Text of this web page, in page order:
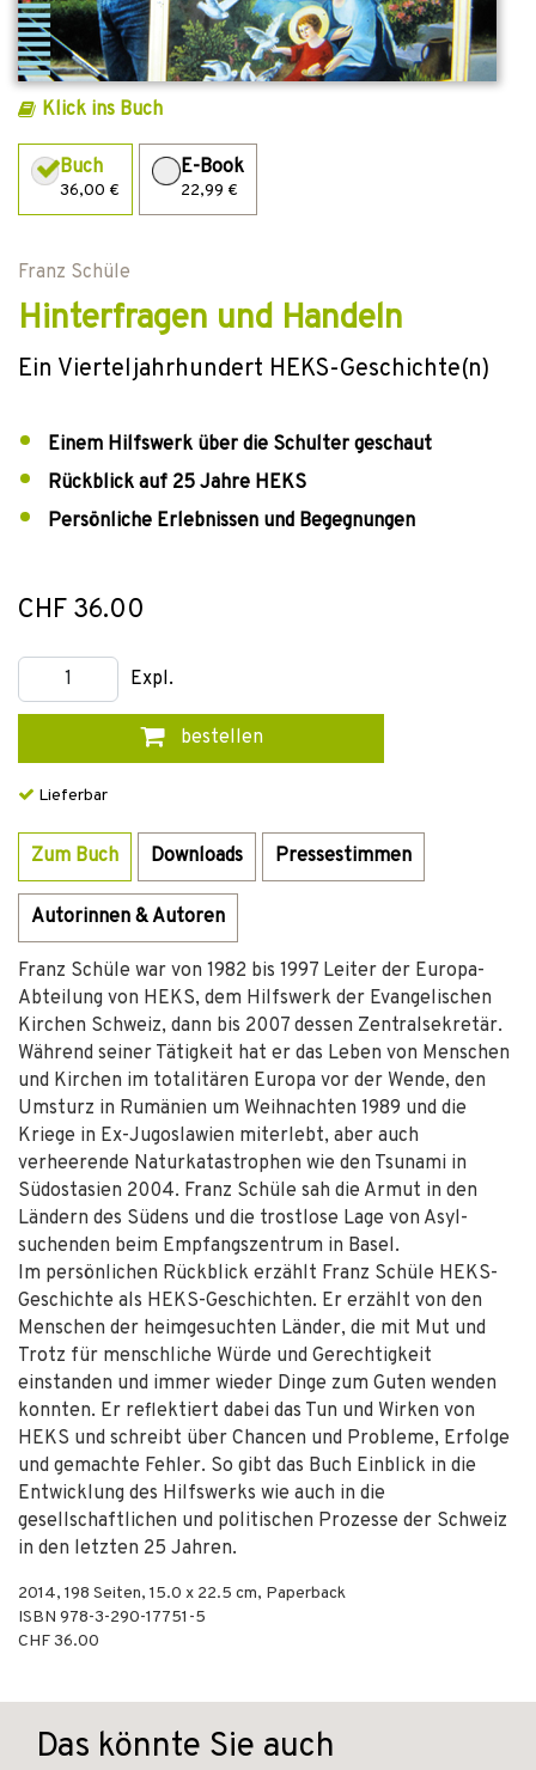
Klick ins Buch
Buch
36,00 €
E-Book
22,99 €
Franz Schüle
Hinterfragen und Handeln
Ein Vierteljahrhundert HEKS-Geschichte(n)
Einem Hilfswerk über die Schulter geschaut
Rückblick auf 25 Jahre HEKS
Persönliche Erlebnissen und Begegnungen
CHF 36.00
Expl.
bestellen
Lieferbar
Zum Buch Downloads Pressestimmen
Autorinnen & Autoren
Franz Schüle war von 1982 bis 1997 Leiter der Europa-
Abteilung von HEKS, dem Hilfswerk der Evangelischen
Kirchen Schweiz, dann bis 2007 dessen Zentralsekretär.
Während seiner Tätigkeit hat er das Leben von Menschen
und Kirchen im totalitären Europa vor der Wende, den
Umsturz in Rumänien um Weihnachten 1989 und die
Kriege in Ex-Jugoslawien miterlebt, aber auch
verheerende Naturkatastrophen wie den Tsunami in
Südostasien 2004. Franz Schüle sah die Armut in den
Ländern des Südens und die trostlose Lage von Asyl­
suchenden beim Empfangszentrum in Basel.
Im persönlichen Rückblick erzählt Franz Schüle HEKS-
Geschichte als HEKS-Geschichten. Er erzählt von den
Menschen der heimgesuchten Länder, die mit Mut und
Trotz für menschliche Würde und Gerechtigkeit
einstanden und immer wieder Dinge zum Guten wenden
konnten. Er reflektiert dabei das Tun und Wirken von
HEKS und schreibt über Chancen und Probleme, Erfolge
und gemachte Fehler. So gibt das Buch Einblick in die
Entwicklung des Hilfswerks wie auch in die
gesellschaftlichen und politischen Prozesse der Schweiz
in den letzten 25 Jahren.
2014, 198 Seiten, 15.0 x 22.5 cm, Paperback
ISBN 978-3-290-17751-5
CHF 36.00
Das könnte Sie auch